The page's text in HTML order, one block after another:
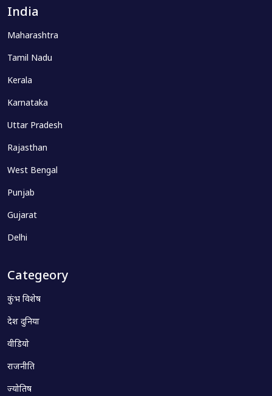
India
Maharashtra
Tamil Nadu
Kerala
Karnataka
Uttar Pradesh
Rajasthan
West Bengal
Punjab
Gujarat
Delhi
Categeory
कुंभ विशेष
देश दुनिया
वीडियो
राजनीति
ज्योतिष